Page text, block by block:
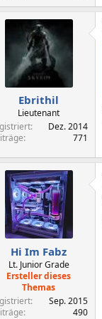
Ebrithil
Lieutenant
Dez. 2014
771
Hi Im Fabz
Lt. Junior Grade
Ersteller dieses
Themas
Sep. 2015
490